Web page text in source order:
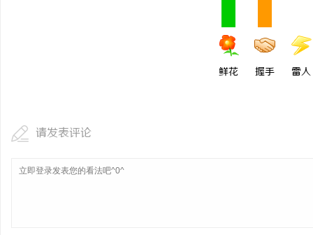
鲜花 握手 雷人
请发表评论
330FE20耐磨改性颗粒
的秘密武器